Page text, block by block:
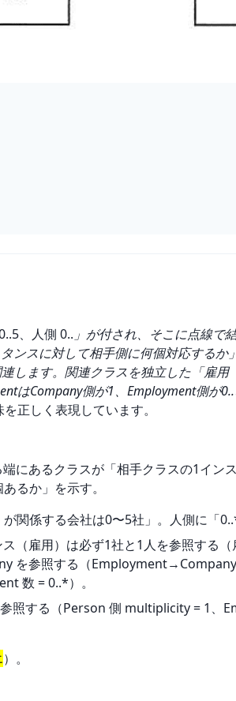
、人側 0.. 」が付され、そこに点線で
ンスに対して相手側に何個対応する
します。関連クラスを独立した「雇
はCompany側が1、Employment側が0..
正しく表現しています。
にあるクラスが「相手クラスの1イン
るか」を示す。
関係する会社は0〜5社」。人側に「
雇用）は必ず1社と1人を参照する（
を参照する（
数 = 0..*）。
照する（Person 側 multiplicity = 1、
）。